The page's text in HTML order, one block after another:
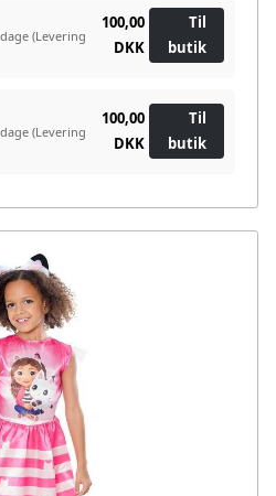
(Levering
100,00
DKK
Til
butik
(Levering
100,00
DKK
Til
butik